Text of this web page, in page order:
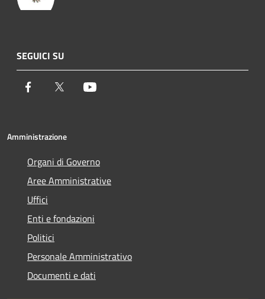
SEGUICI SU
Facebook Twitter
Amministrazione
Organi di Governo
Aree Amministrative
Uffici
Enti e fondazioni
Politici
Personale Amministrativo
Documenti e dati